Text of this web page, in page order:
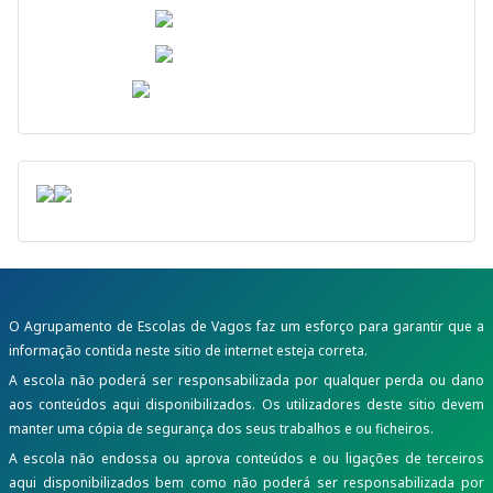
O Agrupamento de Escolas de Vagos faz um esforço para garantir que a
informação contida neste sitio de internet esteja correta.
A escola não poderá ser responsabilizada por qualquer perda ou dano
aos conteúdos aqui disponibilizados. Os utilizadores deste sitio devem
manter uma cópia de segurança dos seus trabalhos e ou ficheiros.
A escola não endossa ou aprova conteúdos e ou ligações de terceiros
aqui disponibilizados bem como não poderá ser responsabilizada por